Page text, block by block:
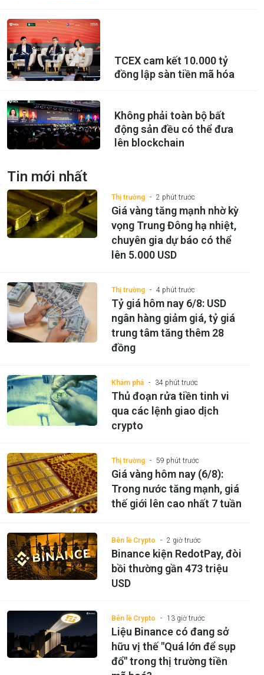
TCEX cam kết 10.000 tỷ
đồng lập sàn tiền mã hóa
Không phải toàn bộ bất
động sản đều có thể đưa
lên blockchain
Tin mới nhất
Thị trường 2 phút trước
Giá vàng tăng mạnh nhờ kỳ
vọng Trung Đông hạ nhiệt,
chuyên gia dự báo có thể
lên 5.000 USD
Thị trường 4 phút trước
Tỷ giá hôm nay 6/8: USD
ngân hàng giảm giá, tỷ giá
trung tâm tăng thêm 28
đồng
Khám phá 34 phút trước
Thủ đoạn rửa tiền tinh vi
qua các lệnh giao dịch
crypto
Thị trường 59 phút trước
Giá vàng hôm nay (6/8):
Trong nước tăng mạnh, giá
thế giới lên cao nhất 7 tuần
Bên lề Crypto 2 giờ trước
Binance kiện RedotPay, đòi
bồi thường gần 473 triệu
USD
Bên lề Crypto 13 giờ trước
Liệu Binance có đang sở
hữu vị thế "Quá lớn để sụp
đổ" trong thị trường tiền